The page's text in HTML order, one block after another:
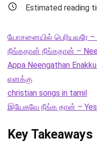
Estimated reading
யோசனையில் பெரியவரே –
நீங்கதான் நீங்கதான் –
Appa Neengathan
எனக்கு
christian songs in tamil
இயேசுவே நீங்க தான் –
Key Takeaways